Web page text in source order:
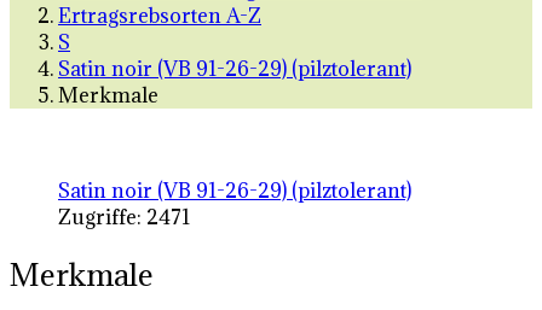
Ertragsrebsorten A-Z
S
Satin noir (VB 91-26-29) (pilztolerant)
Merkmale
Satin noir (VB 91-26-29) (pilztolerant)
Zugriffe: 2471
Merkmale